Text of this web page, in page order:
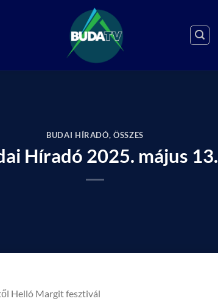
BUDAI HÍRADÓ,ÖSSZES
Híradó 2025. május 13.
Helló Margit fesztivál